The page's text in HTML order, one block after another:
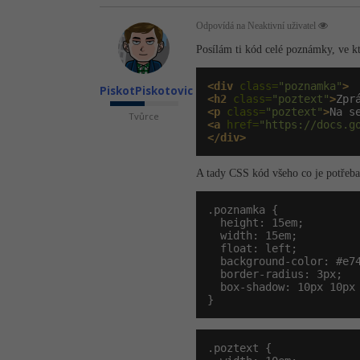
PiskotPiskotovic
Tvůrce
Odpovídá na Neaktivní uživatel
Posílám ti kód celé poznámky, ve
<div class="poznamka">
<h2 class="poztext">
<p class="poztext">Na
<a href="https://
</div>
A tady CSS kód všeho co je
.poznamka {
  height: 15em;
  width: 15em;
  float: left;
background-color:
  border-radius: 3px;
box-shadow: 10px 10px
}
.poztext {